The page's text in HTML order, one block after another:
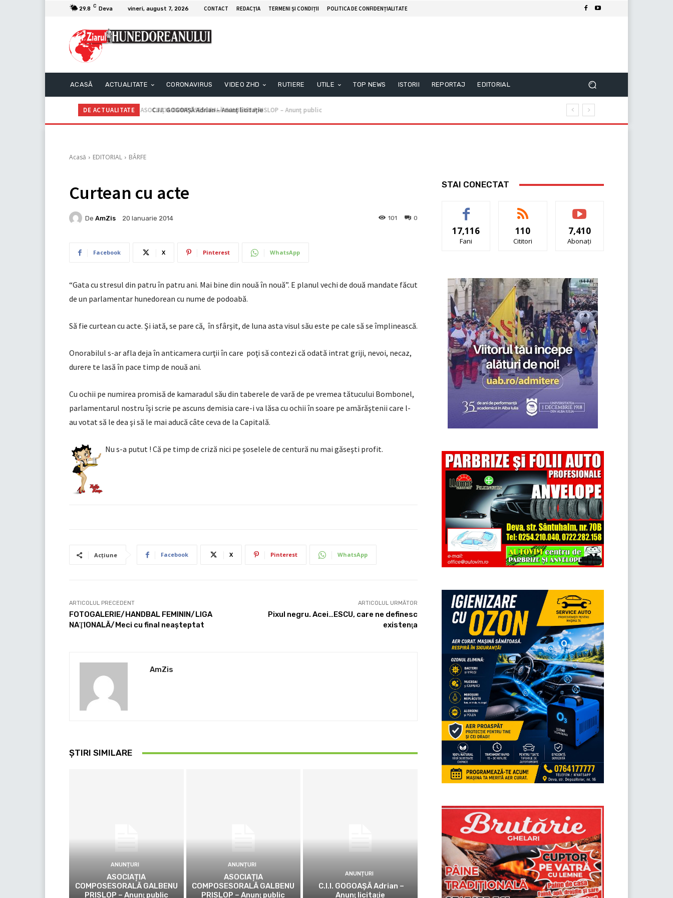
29.8 C Deva vineri, august 7, 2026 CONTACT REDACŢIA TERMENI ȘI CONDIȚII POLITICA DE CONFIDENȚIALITATE
ACASĂ ACTUALITATE CORONAVIRUS VIDEO ZHD RUTIERE UTILE TOP NEWS ISTORII REPORTAJ EDITORIAL
DE ACTUALITATE C.I.I. GOGOAŞĂ Adrian – Anunţ licitaţie
Acasă EDITORIAL BÂRFE
Curtean cu acte
De AmZis 20 Ianuarie 2014 0
101
Facebook X Pinterest WhatsApp
“Gata cu stresul din patru în patru ani. Mai bine din nouă în nouă”. E planul vechi de două mandate făcut
de un parlamentar hunedorean cu nume de podoabă.
Să fie curtean cu acte. Şi iată, se pare că, în sfârşit, de luna asta visul său este pe cale să se împlinească.
Onorabilul s-ar afla deja în anticamera curţii în care poţi să contezi că odată intrat griji, nevoi, necaz,
durere te lasă în pace timp de nouă ani.
Cu ochii pe numirea promisă de kamaradul său din taberele de vară de pe vremea tătucului Bombonel,
parlamentarul nostru îşi scrie pe ascuns demisia care-i va lăsa cu ochii în soare pe amărăştenii care l-
au votat să le dea şi să le mai aducă câte ceva de la Capitală.
Nu s-a putut ! Că pe timp de criză nici pe şoselele de centură nu mai găseşti profit.
Acțiune Facebook X Pinterest WhatsApp
ARTICOLUL PRECEDENT
FOTOGALERIE/HANDBAL FEMININ/LIGA
NAŢIONALĂ/Meci cu final neaşteptat
ARTICOLUL URMĂTOR
Pixul negru. Acei…ESCU, care ne definesc
existenţa
AmZis
ȘTIRI SIMILARE
ANUNȚURI
ASOCIAȚIA
COMPOSESORALĂ GALBENU
PRISLOP – Anunţ public
ANUNȚURI
ASOCIAȚIA
COMPOSESORALĂ GALBENU
PRISLOP – Anunţ public
ANUNȚURI
C.I.I. GOGOAŞĂ Adrian –
Anunţ licitaţie
STAI CONECTAT
17,116
Fani
110
Cititori
7,410
Abonați